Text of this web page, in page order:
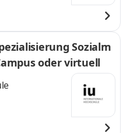
Sozialm
oder virtuell